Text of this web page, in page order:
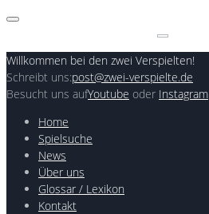
Skip
Willkommen bei den zwei Verspielten!
Schreibt uns:post@zwei-verspielte.de
Besucht uns aufYoutube oder Instagram
Home
Spielsuche
News
Über uns
Glossar / Lexikon
Kontakt